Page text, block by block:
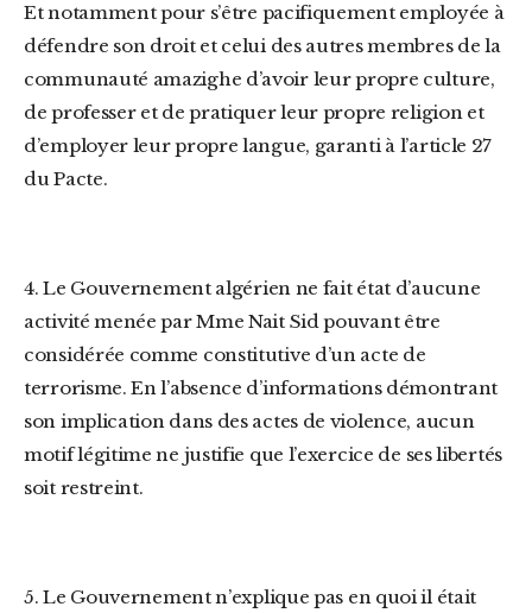
Et notamment pour s’être pacifiquement employée à
défendre son droit et celui des autres membres de la
communauté amazighe d’avoir leur propre culture,
de professer et de pratiquer leur propre religion et
d’employer leur propre langue, garanti à l’article 27
du Pacte.
4. Le Gouvernement algérien ne fait état d’aucune
activité menée par Mme Nait Sid pouvant être
considérée comme constitutive d’un acte de
terrorisme. En l’absence d’informations démontrant
son implication dans des actes de violence, aucun
motif légitime ne justifie que l’exercice de ses libertés
soit restreint.
5. Le Gouvernement n’explique pas en quoi il était